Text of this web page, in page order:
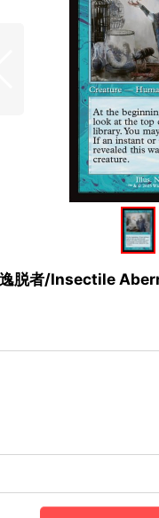
脱者/Insectile